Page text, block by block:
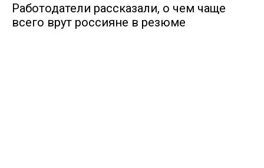
Работодатели рассказали, о чем чаще
всего врут россияне в резюме